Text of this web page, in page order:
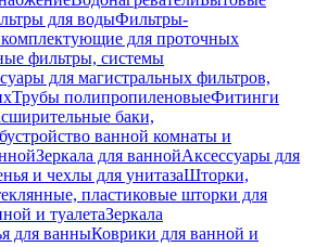
для водыФильтры-
для проточных
фильтры, системы
для магистральных фильтров,
Трубы полипропиленовыеФитинги
баки,
ванной комнаты и
Зеркала для ваннойАксессуары для
и чехлы для унитазаШторки,
пластиковые шторки для
и туалетаЗеркала
для ванныКоврики для ванной и